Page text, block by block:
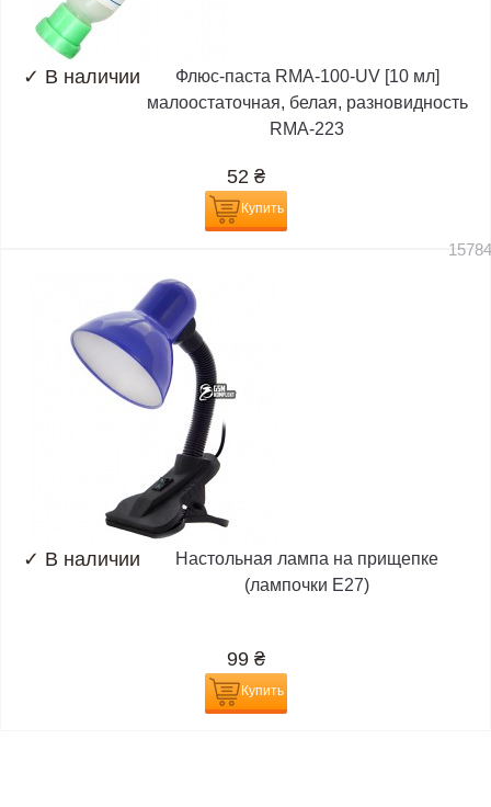
✓ В наличии
Флюс-паста RMA-100-UV [10 мл]
малоостаточная, белая, разновидность
RMA-223
52 ₴
Купить
✓ В наличии
Настольная лампа на прищепке
(лампочки E27)
99 ₴
Купить